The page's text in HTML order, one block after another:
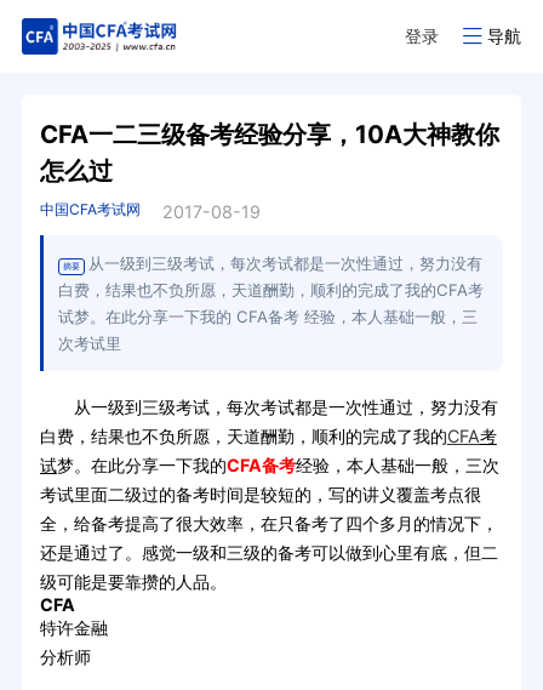
登录 导航
CFA一二三级备考经验分享，10A大神教你
怎么过
中国CFA考试网 2017-08-19
摘要
从一级到三级考试，每次考试都是一次性通过，努力没有
白费，结果也不负所愿，天道酬勤，顺利的完成了我的CFA考
试梦。在此分享一下我的 CFA备考 经验，本人基础一般，三
次考试里
从一级到三级考试，每次考试都是一次性通过，努力没有
白费，结果也不负所愿，天道酬勤，顺利的完成了我的CFA考
试梦。在此分享一下我的CFA备考经验，本人基础一般，三次
考试里面二级过的备考时间是较短的，写的讲义覆盖考点很
全，给备考提高了很大效率，在只备考了四个多月的情况下，
还是通过了。感觉一级和三级的备考可以做到心里有底，但二
级可能是要靠攒的人品。
CFA
特许金融
分析师